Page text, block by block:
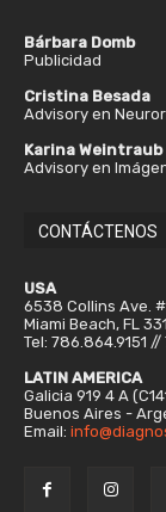
Bárbara Domb
Publicidad
Cristina Besada
Advisory en
Karina Weintraub
Advisory en
CONTÁCTENOS
USA
6538 Collins Ave.
Miami Beach, FL
Tel: 786.864.9151
LATIN AMERICA
Galicia 919 4 A
Buenos Aires -
Email: